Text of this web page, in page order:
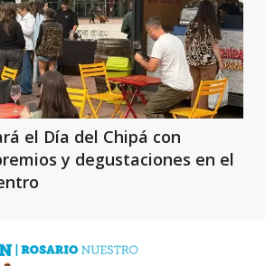
el Día del Chipá con
y degustaciones en el